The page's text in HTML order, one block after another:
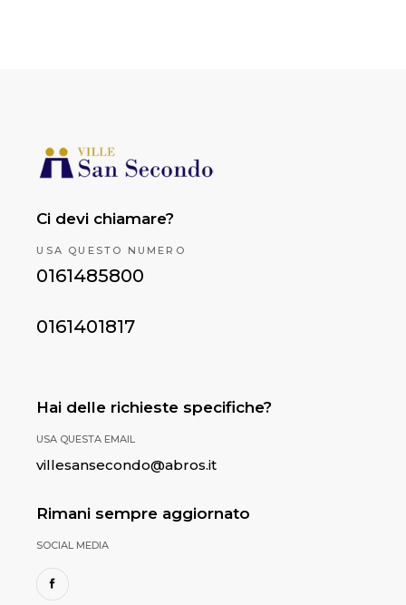
Ci devi chiamare?
USA QUESTO NUMERO
0161485800
0161401817
Hai delle richieste specifiche?
USA QUESTA EMAIL
villesansecondo@abros.it
Rimani sempre aggiornato
SOCIAL MEDIA